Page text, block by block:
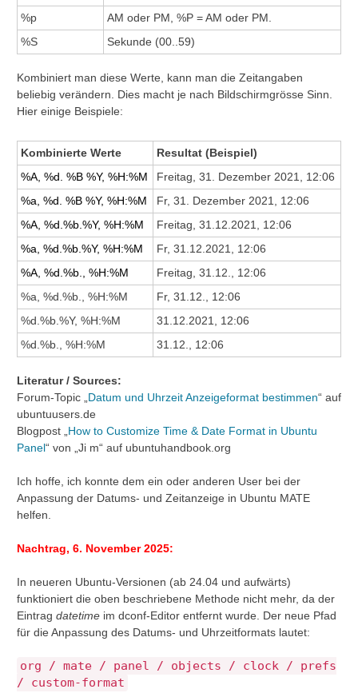
%p
AM oder PM, %P = AM oder PM.
%S
Sekunde (00..59)
Kombiniert man diese Werte, kann man die Zeitangaben
beliebig verändern. Dies macht je nach Bildschirmgrösse Sinn.
Hier einige Beispiele:
Kombinierte Werte
Resultat (Beispiel)
%A, %d. %B %Y, %H:%M
Freitag, 31. Dezember 2021, 12:06
%a, %d. %B %Y, %H:%M
Fr, 31. Dezember 2021, 12:06
%A, %d.%b.%Y, %H:%M
Freitag, 31.12.2021, 12:06
%a, %d.%b.%Y, %H:%M
Fr, 31.12.2021, 12:06
%A, %d.%b., %H:%M
Freitag, 31.12., 12:06
%a, %d.%b., %H:%M
Fr, 31.12., 12:06
%d.%b.%Y, %H:%M
31.12.2021, 12:06
%d.%b., %H:%M
31.12., 12:06
Literatur / Sources:
Forum-Topic „ Datum und Uhrzeit Anzeigeformat bestimmen“ auf
ubuntuusers.de
Blogpost „ How to Customize Time & Date Format in Ubuntu
Panel“ von „Ji m“ auf ubuntuhandbook.org
Ich hoffe, ich konnte dem ein oder anderen User bei der
Anpassung der Datums- und Zeitanzeige in Ubuntu MATE
helfen.
Nachtrag, 6. November 2025:
In neueren Ubuntu-Versionen (ab 24.04 und aufwärts)
funktioniert die oben beschriebene Methode nicht mehr, da der
Eintrag datetime im dconf-Editor entfernt wurde. Der neue Pfad
für die Anpassung des Datums- und Uhrzeitformats lautet:
org / mate / panel / objects / clock / prefs
/ custom-format